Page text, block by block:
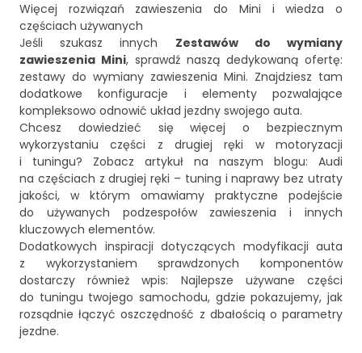
Więcej rozwiązań zawieszenia do Mini i wiedza o
częściach używanych
Jeśli szukasz innych Zestawów do wymiany
zawieszenia Mini, sprawdź naszą dedykowaną ofertę:
zestawy do wymiany zawieszenia Mini. Znajdziesz tam
dodatkowe konfiguracje i elementy pozwalające
kompleksowo odnowić układ jezdny swojego auta.
Chcesz dowiedzieć się więcej o bezpiecznym
wykorzystaniu części z drugiej ręki w motoryzacji
i tuningu? Zobacz artykuł na naszym blogu: Audi
na częściach z drugiej ręki – tuning i naprawy bez utraty
jakości, w którym omawiamy praktyczne podejście
do używanych podzespołów zawieszenia i innych
kluczowych elementów.
Dodatkowych inspiracji dotyczących modyfikacji auta
z wykorzystaniem sprawdzonych komponentów
dostarczy również wpis: Najlepsze używane części
do tuningu twojego samochodu, gdzie pokazujemy, jak
rozsądnie łączyć oszczędność z dbałością o parametry
jezdne.